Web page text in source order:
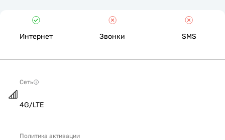
Интернет Звонки SMS
Сеть
4G/LTE
Политика активации